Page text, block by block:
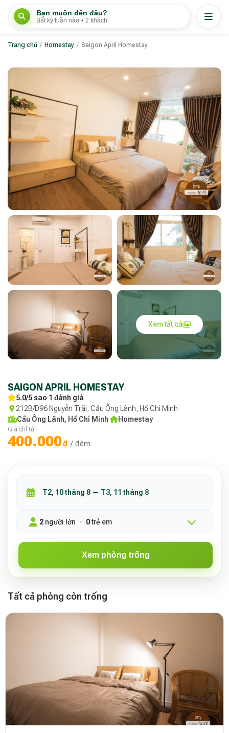
Bạn muốn đến đâu?
Bất kỳ tuần nào • 2 khách
Trang chủ / Homestay / Saigon April Homestay
Xem tất cả
SAIGON APRIL HOMESTAY
5.0/5 sao·1 đánh giá ·
212B/D96 Nguyễn Trãi, Cầu Ông Lãnh, Hồ Chí Minh
Cầu Ông Lãnh, Hồ Chí Minh· Homestay
Giá chỉ từ
400.000₫ / đêm
2 người lớn 0trẻ em
Xem phòng trống
Tất cả phòng còn trống